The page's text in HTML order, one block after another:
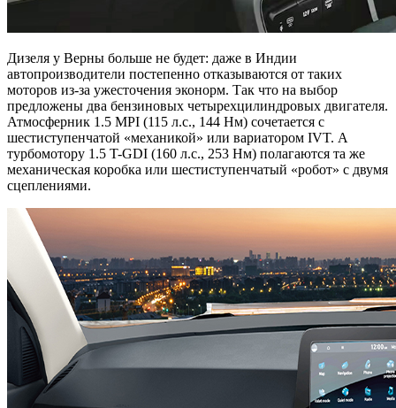
Дизеля у Верны больше не будет: даже в Индии
автопроизводители постепенно отказываются от таких
моторов из-за ужесточения эконорм. Так что на выбор
предложены два бензиновых четырехцилиндровых двигателя.
Атмосферник 1.5 MPI (115 л.с., 144 Нм) сочетается с
шестиступенчатой «механикой» или вариатором IVT. А
турбомотору 1.5 T-GDI (160 л.с., 253 Нм) полагаются та же
механическая коробка или шестиступенчатый «робот» с двумя
сцеплениями.